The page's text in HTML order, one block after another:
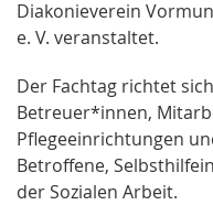
Diakonieverein
e. V. veranstaltet.
Der Fachtag richtet
Betreuer*innen,
Pflegeeinrichtungen
Betroffene,
der Sozialen Arbeit.